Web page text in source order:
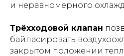
и неравномерного
Трёхходовой клапан
байпасировать
закрытом положении